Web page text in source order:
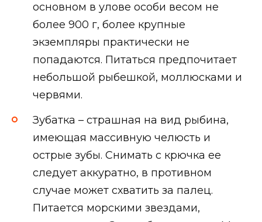
основном в улове особи весом не
более 900 г, более крупные
экземпляры практически не
попадаются. Питаться предпочитает
небольшой рыбешкой, моллюсками и
червями.
Зубатка – страшная на вид рыбина,
имеющая массивную челюсть и
острые зубы. Снимать с крючка ее
следует аккуратно, в противном
случае может схватить за палец.
Питается морскими звездами,